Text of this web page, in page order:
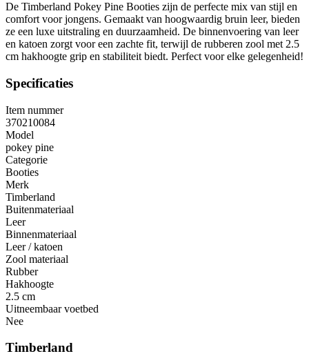
De Timberland Pokey Pine Booties zijn de perfecte mix van stijl en
comfort voor jongens. Gemaakt van hoogwaardig bruin leer, bieden
ze een luxe uitstraling en duurzaamheid. De binnenvoering van leer
en katoen zorgt voor een zachte fit, terwijl de rubberen zool met 2.5
cm hakhoogte grip en stabiliteit biedt. Perfect voor elke gelegenheid!
Specificaties
Item nummer
370210084
Model
pokey pine
Categorie
Booties
Merk
Timberland
Buitenmateriaal
Leer
Binnenmateriaal
Leer / katoen
Zool materiaal
Rubber
Hakhoogte
2.5 cm
Uitneembaar voetbed
Nee
Timberland